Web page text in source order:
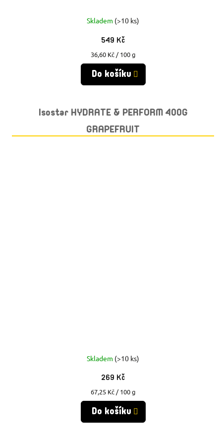
Skladem (>10 ks)
549 Kč
Měrná
cena:
36,60 Kč / 100 g
Do košíku
Isostar HYDRATE & PERFORM 400G
GRAPEFRUIT
Skladem (>10 ks)
269 Kč
Měrná
cena:
67,25 Kč / 100 g
Do košíku